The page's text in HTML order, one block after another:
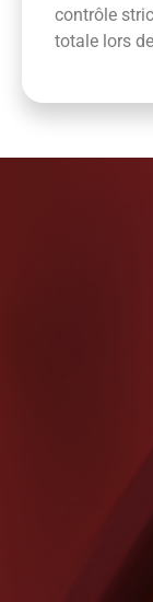
contrôle
totale lors